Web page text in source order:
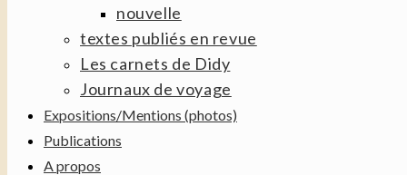
nouvelle
textes publiés en revue
Les carnets de Didy
Journaux de voyage
Expositions/Mentions (photos)
Publications
A propos